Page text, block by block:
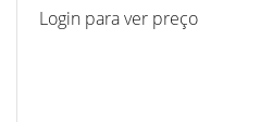
Login para ver preço